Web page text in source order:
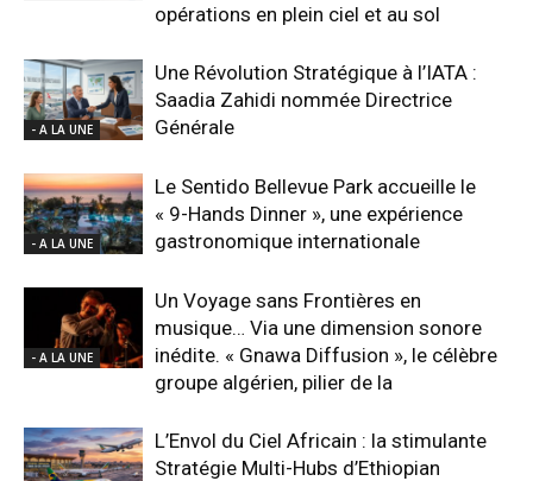
opérations en plein ciel et au sol
- A LA UNE
Une Révolution Stratégique à l’IATA :
Saadia Zahidi nommée Directrice
Générale
- A LA UNE
Le Sentido Bellevue Park accueille le
« 9-Hands Dinner », une expérience
gastronomique internationale
- A LA UNE
Un Voyage sans Frontières en
musique… Via une dimension sonore
inédite. « Gnawa Diffusion », le célèbre
groupe algérien, pilier de la
L’Envol du Ciel Africain : la stimulante
Stratégie Multi-Hubs d’Ethiopian